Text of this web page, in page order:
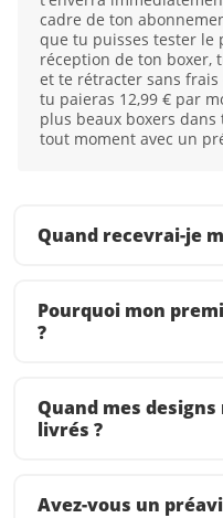
cadre de ton
que tu puisses tester le
réception de ton boxer,
et te rétracter sans
tu paieras 12,99 € par
plus beaux boxers
tout moment avec un
Quand recevrai-je
Pourquoi mon
?
Quand mes
livrés ?
Avez-vous un